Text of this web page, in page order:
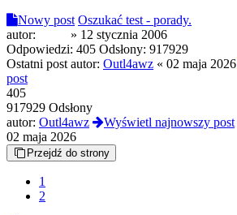
Nowy post Oszukać test - porady.
autor:
» 12 stycznia 2006
Odpowiedzi: 405 Odsłony: 917929
Ostatni post autor: Outl4awz « 02 maja 2026
post
405
917929 Odsłony
autor: Outl4awz
Wyświetl najnowszy post
02 maja 2026
Przejdź do strony
1
2